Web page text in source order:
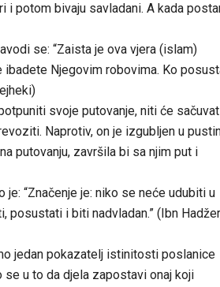
i potom bivaju savladani. A kada
se: “Zaista je ova vjera (islam)
ibadete Njegovim robovima. Ko
svoje putovanje, niti će
Naprotiv, on je izgubljen u
putovanju, završila bi sa njim put i
“Značenje je: niko se neće udubiti u
i biti nadvladan.” (Ibn
jedan pokazatelj istinitosti poslanice
u to da djela zapostavi onaj koji